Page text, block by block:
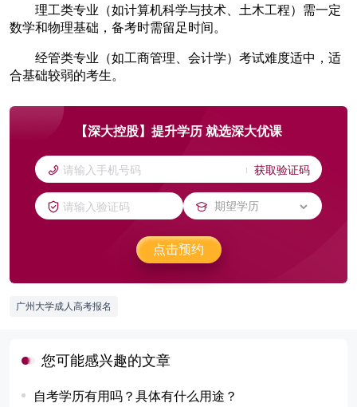
理工类专业（如计算机科学与技术、土木工程）需一定
数学和物理基础，备考时需留足时间。
经管类专业（如工商管理、会计学）考试难度适中，适
合基础较弱的考生。
【深大控股】提升学历 就选深大优课
获取验证码
点击预约
广州大学成人高考报名
您可能感兴趣的文章
自考学历有用吗？具体有什么用途？